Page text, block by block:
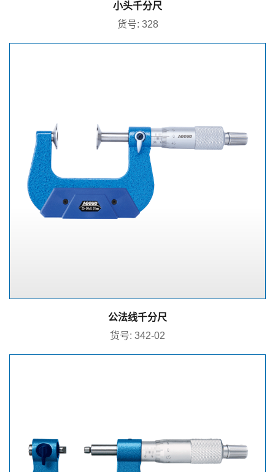
小头千分尺
货号: 328
公法线千分尺
货号: 342-02